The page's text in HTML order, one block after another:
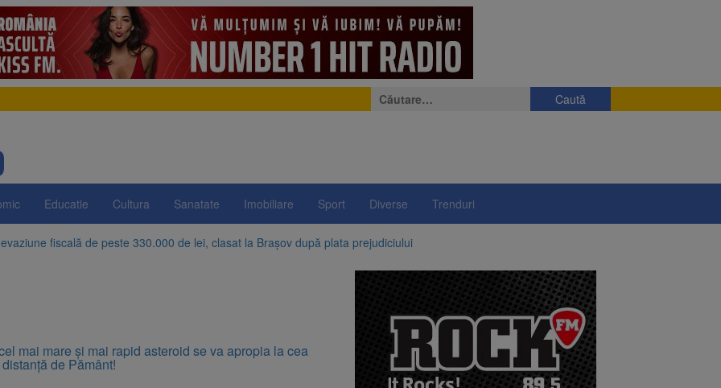
Caută
după:
Educatie Cultura Sanatate Imobiliare Sport Diverse Trenduri
fiscală de peste 330.000 de lei, clasat la Brașov după plata prejudiciului
Brașov amenință cu sistarea plăților către Brai-Cata și Comprest. Motivul: platforme de gunoi
Belvedere de pe Tâmpa intră în renovare. Contract de peste 1 milion de lei și termen de trei
cele mai mari parcuri ale Brașovului va fi amenajat în Bartolomeu-Avantgarden. Contractul a
mai mare și mai rapid asteroid se va apropia la cea
de Pământ!